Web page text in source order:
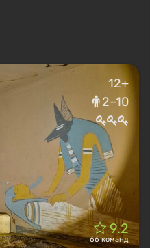
12+
2–10
9.2
66 команд